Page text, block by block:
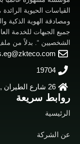
روابط سريعة
الرئيسية
عن الشركة
القياسات الحيوية
جميع الجبهات للخدمة
الشخصيين “. بدلاً من
19704
26 شارع الطيران , مدينة نصر ,القاهرة